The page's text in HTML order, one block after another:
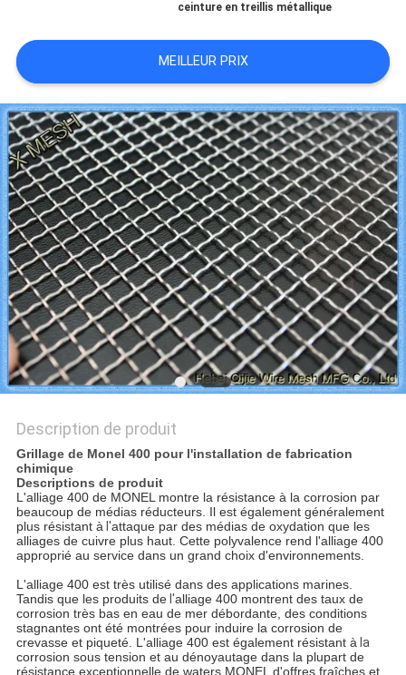
CITATION
PLAN
DU
SITE
PRIVACY
POLICY
ceinture en treillis métallique
MEILLEUR PRIX
Description de produit
Grillage de Monel 400 pour l'installation de fabrication
chimique
Descriptions de produit
L'alliage 400 de MONEL montre la résistance à la corrosion par
beaucoup de médias réducteurs. Il est également généralement
plus résistant àl'attaque par des médias de oxydation que les
alliages de cuivre plus haut. Cette polyvalence rend l'alliage 400
approprié au service dans un grand choix d'environnements.
L'alliage 400 est très utilisé dans des applications marines.
Tandis que les produits del'alliage 400 montrent des taux de
corrosion très bas en eau de mer débordante, des conditions
stagnantes ont été montrées pour induire la corrosion de
crevasse et piqueté. L'alliage 400 est également résistant àla
corrosion sous tension et au dénoyautage dans la plupart de
résistance exceptionnelle de waters.MONEL d'offres fraîches et